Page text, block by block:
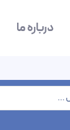
درباره ما